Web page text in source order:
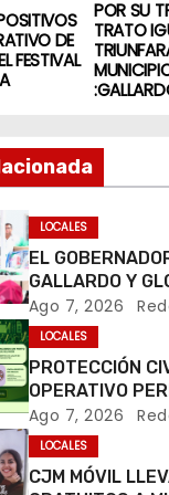
POR SU
TRATO
DE
FESTIVAL
LOCALES
EL
GALLARDO Y
LLEVAN
Ago 7, 2026
LOCALES
PROTECCIÓN
OPERATIVO
FENAPO 2026
Ago 7, 2026
LOCALES
CJM MÓVIL